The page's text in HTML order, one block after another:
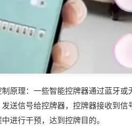
原理：一些智能控牌器通过蓝牙
送信号给控牌器，控牌器接收到
进行干预，达到控牌目的。